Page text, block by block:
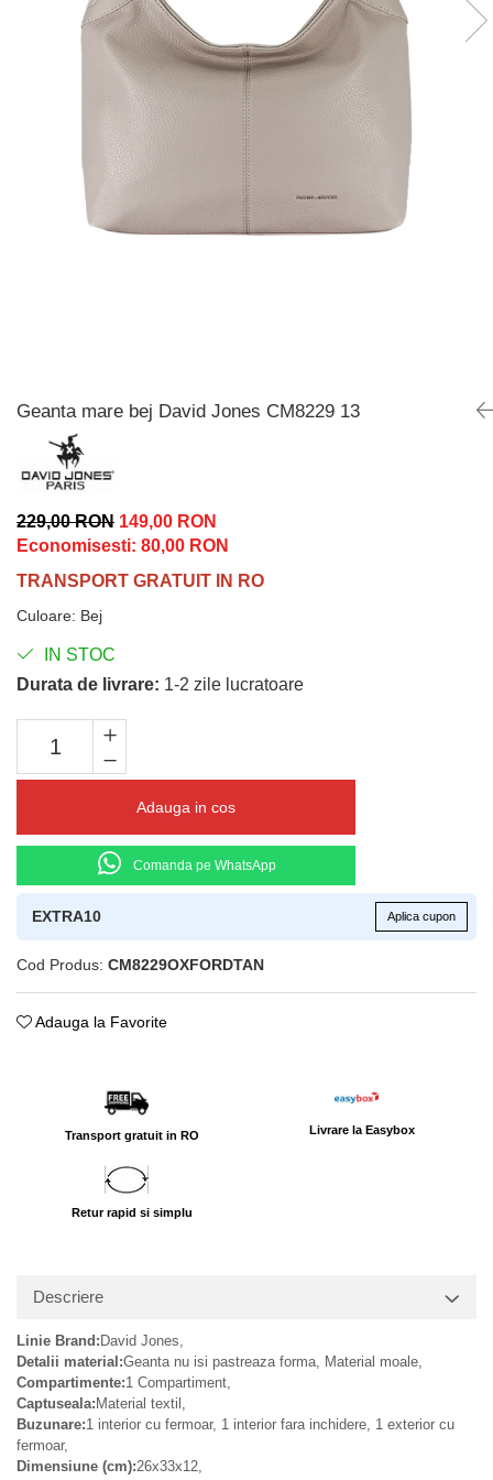
Incaltamine primavara-vara piele
Imbracaminte
Camasi si topuri
Blugi si pantaloni
Pulovere si cardigane
Geanta mare bej David Jones CM8229 13
229,00 RON 149,00 RON
Economisesti: 80,00 RON
TRANSPORT GRATUIT IN RO
Culoare: Bej
IN STOC
Durata de livrare: 1-2 zile lucratoare
Adauga in cos
Comanda pe WhatsApp
EXTRA10 Aplica cupon
Cod Produs: CM8229OXFORDTAN
Adauga la Favorite
Transport gratuit in RO Livrare la Easybox
Retur rapid si simplu
Descriere
Linie Brand: David Jones,
Detalii material:Geanta nu isi pastreaza forma, Material moale,
Compartimente:1 Compartiment,
Captuseala: Material textil,
Buzunare:1 interior cu fermoar, 1 interior fara inchidere, 1 exterior cu
fermoar,
Dimensiune (cm):26x33x12,